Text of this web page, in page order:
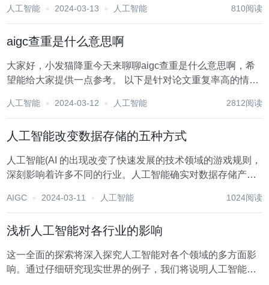
生成类似人类语言的文本，而且能够根据一个（组）单词创
人工智能 2024-03-13 人工智能 810阅读
aigc查重是什么意思啊
大家好，小发猫降重今天来聊聊aigc查重是什么意思啊，希
望能给大家提供一点参考。 以下是针对论文重复率高的情
揭秘AIGC查重的含义：七个要点，助你一探究竟！ 随着人
人工智能 2024-03-12 人工智能 2812阅读
人工智能改变数据存储的五种方式
人工智能(AI 的出现改变了快速发展的技术领域的游戏规则，
深刻影响着许多不同的行业。人工智能确实对数据存储产生
式。考虑到数据对任何业务的价值和影响，本文旨在探索人
AIGC 2024-03-11 人工智能 1024阅读
浅析人工智能对各行业的影响
这一全面的探索将深入探究人工智能对各个领域的多方面影
响。通过仔细研究现实世界的例子，我们将说明人工智能的